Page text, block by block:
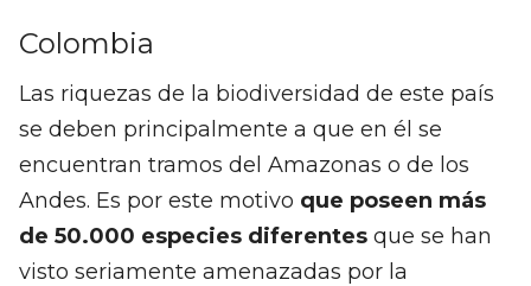
Colombia
Las riquezas de la biodiversidad de este país
se deben principalmente a que en él se
encuentran tramos del Amazonas o de los
Andes. Es por este motivo que poseen más
de 50.000 especies diferentes que se han
visto seriamente amenazadas por la